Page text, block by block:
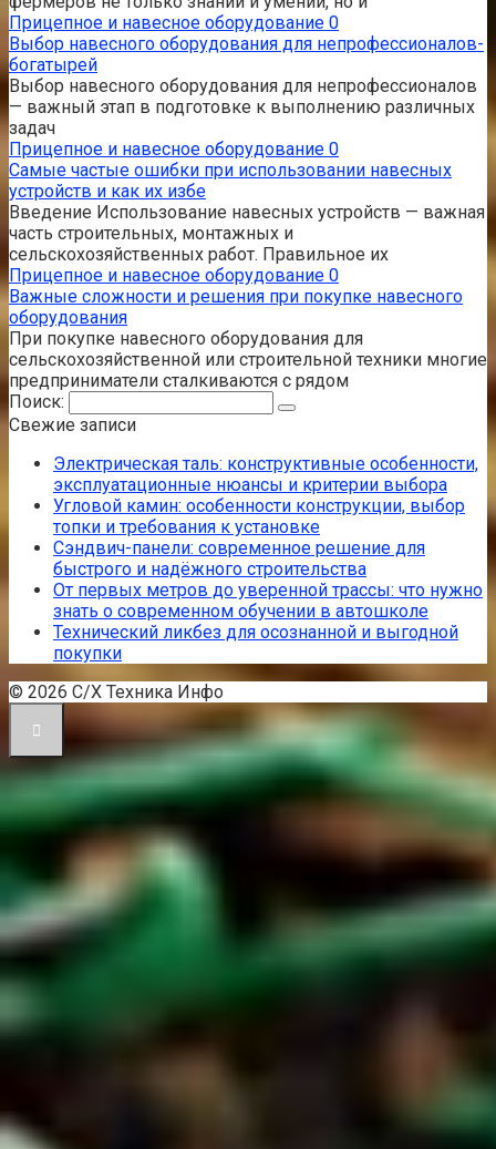
Прицепное и навесное оборудование 0
Выбор навесного оборудования для непрофессионалов-
богатырей
Выбор навесного оборудования для непрофессионалов
— важный этап в подготовке к выполнению различных
задач
Прицепное и навесное оборудование 0
Самые частые ошибки при использовании навесных
устройств и как их избе
Введение Использование навесных устройств — важная
часть строительных, монтажных и
сельскохозяйственных работ. Правильное их
Прицепное и навесное оборудование 0
Важные сложности и решения при покупке навесного
оборудования
При покупке навесного оборудования для
сельскохозяйственной или строительной техники многие
предприниматели сталкиваются с рядом
Поиск:
Свежие записи
Электрическая таль: конструктивные особенности,
эксплуатационные нюансы и критерии выбора
Угловой камин: особенности конструкции, выбор
топки и требования к установке
Сэндвич-панели: современное решение для
быстрого и надёжного строительства
От первых метров до уверенной трассы: что нужно
знать о современном обучении в автошколе
Технический ликбез для осознанной и выгодной
покупки
© 2026 С/Х Техника Инфо